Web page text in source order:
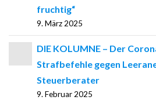
fruchtig“
9. März 2025
DIE KOLUMNE – Der
Strafbefehle gegen
Steuerberater
9. Februar 2025